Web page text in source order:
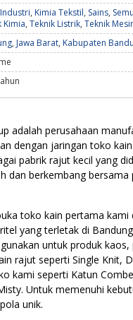
, Kimia Tekstil, Sains,
Kimia, Teknik Listrik, Teknik
, Jawa Barat, Kabupaten
adalah perusahaan
dengan jaringan toko
pabrik rajut kecil yang
dan berkembang
toko kain pertama
yang terletak di
untuk produk
rajut seperti Single Knit,
kami seperti Katun
Untuk memenuhi
unik.